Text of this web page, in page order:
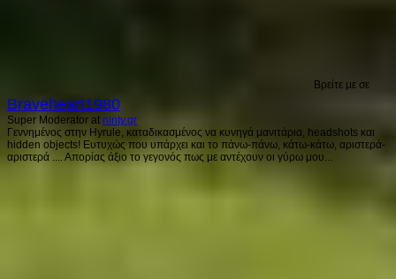
Βρείτε με σε
Braveheart1980
Super Moderator at ninty.gr
Γεννημένος στην Hyrule, καταδικασμένος να κυνηγά μανιτάρια, headshots και
hidden objects! Ευτυχώς που υπάρχει και το πάνω-πάνω, κάτω-κάτω, αριστερά-
αριστερά .... Απορίας άξιο το γεγονός πως με αντέχουν οι γύρω μου...